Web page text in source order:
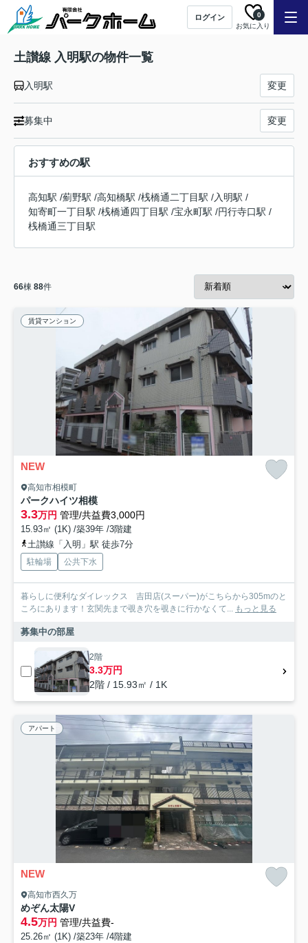
ログイン
お気に入り
0
土讃線 入明駅の物件一覧
入明駅 変更
募集中 変更
おすすめの駅
高知駅 /薊野駅 /高知橋駅 /桟橋通二丁目駅 /入明駅 /
知寄町一丁目駅 /桟橋通四丁目駅 /宝永町駅 /円行寺口駅 /
桟橋通三丁目駅
66棟 88件
賃貸マンション
NEW
高知市相模町
パークハイツ相模
3.3万円 管理/共益費3,000円
15.93㎡ (1K) /築39年 /3階建
土讃線「入明」駅 徒歩7分
駐輪場 公共下水
暮らしに便利なダイレックス 吉田店(スーパー)がこちらから305mのと
ころにあります！玄関先まで覗き穴を覗きに行かなくて... もっと見る
募集中の部屋
2階
3.3万円
2階 / 15.93㎡ / 1K
アパート
NEW
高知市西久万
めぞん太陽V
4.5万円 管理/共益費-
25.26㎡ (1K) /築23年 /4階建